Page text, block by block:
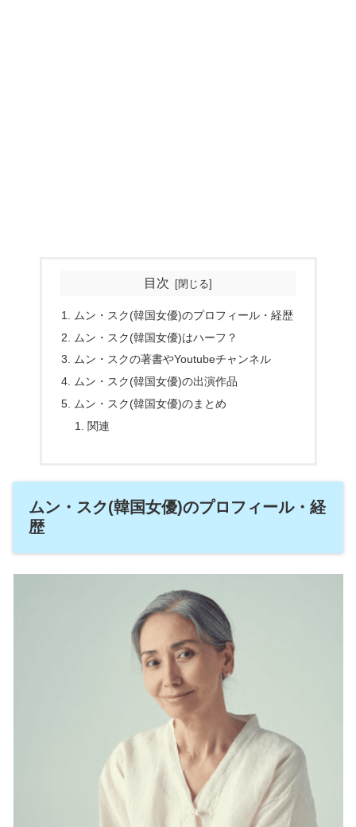
目次
ムン・スク(韓国女優)のプロフィール・経歴
ムン・スク(韓国女優)はハーフ？
ムン・スクの著書やYoutubeチャンネル
ムン・スク(韓国女優)の出演作品
ムン・スク(韓国女優)のまとめ
関連
ムン・スク(韓国女優)のプロフィール・経
歴